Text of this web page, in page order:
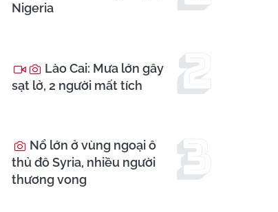
Nigeria
Lào Cai: Mưa lớn gây
sạt lở, 2 người mất tích
Nổ lớn ở vùng ngoại ô
thủ đô Syria, nhiều người
thương vong